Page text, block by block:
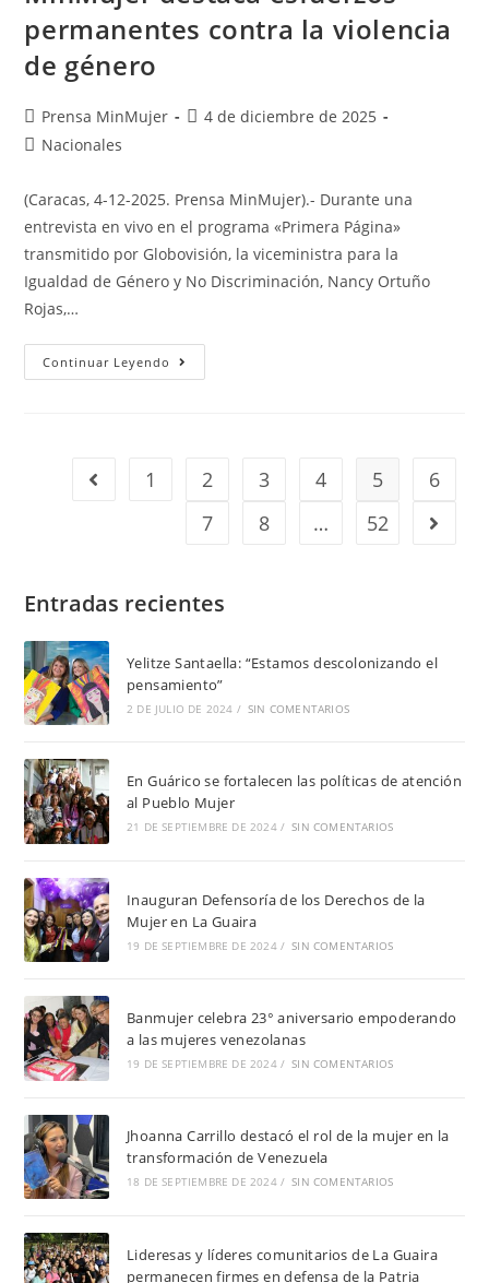
permanentes contra la violencia
de género
Prensa MinMujer
4 de diciembre de 2025
Nacionales
(Caracas, 4-12-2025. Prensa MinMujer).- Durante una
entrevista en vivo en el programa «Primera Página»
transmitido por Globovisión, la viceministra para la
Igualdad de Género y No Discriminación, Nancy Ortuño
Rojas,…
Continuar Leyendo
1 2 3 4 5
6
7
8 … 52
Entradas recientes
Yelitze Santaella: “Estamos descolonizando el
pensamiento”
2 DE JULIO DE 2024 / SIN COMENTARIOS
En Guárico se fortalecen las políticas de atención
al Pueblo Mujer
21 DE SEPTIEMBRE DE 2024 / SIN COMENTARIOS
Inauguran Defensoría de los Derechos de la
Mujer en La Guaira
19 DE SEPTIEMBRE DE 2024 / SIN COMENTARIOS
Banmujer celebra 23° aniversario empoderando
a las mujeres venezolanas
19 DE SEPTIEMBRE DE 2024 / SIN COMENTARIOS
Jhoanna Carrillo destacó el rol de la mujer en la
transformación de Venezuela
18 DE SEPTIEMBRE DE 2024 / SIN COMENTARIOS
Lideresas y líderes comunitarios de La Guaira
permanecen firmes en defensa de la Patria